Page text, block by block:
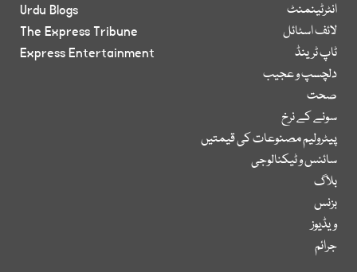
انٹرٹینمنٹ
لائف اسٹائل
ٹاپ ٹرینڈ
دلچسپ و عجیب
صحت
سونے کے نرخ
پیٹرولیم مصنوعات کی قیمتیں
سائنس و ٹیکنالوجی
بلاگ
بزنس
ویڈیوز
جرائم
Urdu Blogs
The Express Tribune
Express Entertainment